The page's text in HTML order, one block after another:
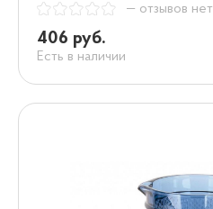
— отзывов нет
406 руб.
Есть в наличии